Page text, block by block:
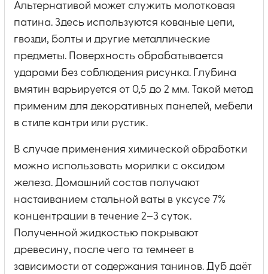
Альтернативой может служить молотковая
патина. Здесь используются кованые цепи,
гвозди, болты и другие металлические
предметы. Поверхность обрабатывается
ударами без соблюдения рисунка. Глубина
вмятин варьируется от 0,5 до 2 мм. Такой метод
применим для декоративных панелей, мебели
в стиле кантри или рустик.
В случае применения химической обработки
можно использовать морилки с оксидом
железа. Домашний состав получают
настаиванием стальной ваты в уксусе 7%
концентрации в течение 2–3 суток.
Полученной жидкостью покрывают
древесину, после чего та темнеет в
зависимости от содержания танинов. Дуб даёт